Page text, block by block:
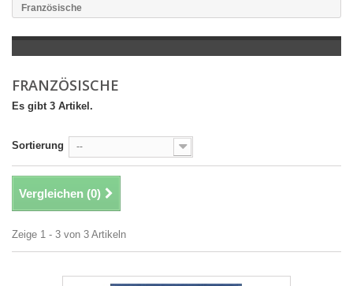
Französische
FRANZÖSISCHE
Es gibt 3 Artikel.
Sortierung --
Vergleichen (0)
Zeige 1 - 3 von 3 Artikeln